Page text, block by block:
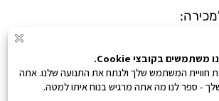
קנייה מאובטחת 0